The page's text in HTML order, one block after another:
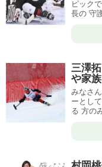
ピック
長の 守
三澤
や家
みなさ
ーとし
る 方の